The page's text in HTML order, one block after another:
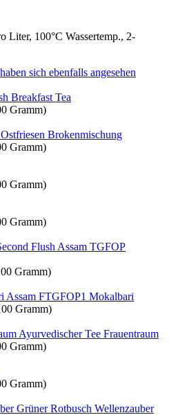
Liter, 100°C Wassertemp., 2-
sich ebenfalls angesehen
Breakfast Tea
Gramm)
Ostfriesen Brokenmischung
Gramm)
Gramm)
Gramm)
Assam TGFOP
Gramm)
Assam FTGFOP1 Mokalbari
Gramm)
Ayurvedischer Tee Frauentraum
Gramm)
Gramm)
Grüner Rotbusch Wellenzauber